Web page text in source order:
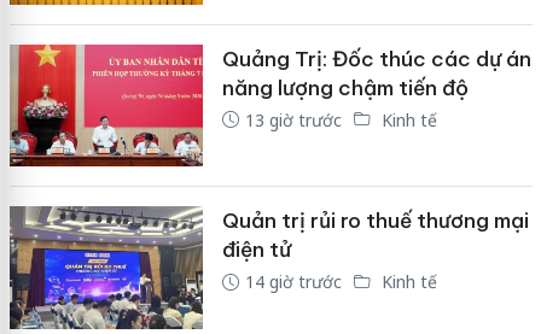
Quảng Trị: Đốc thúc các dự án
năng lượng chậm tiến độ
13 giờ trước Kinh tế
Quản trị rủi ro thuế thương mại
điện tử
14 giờ trước Kinh tế